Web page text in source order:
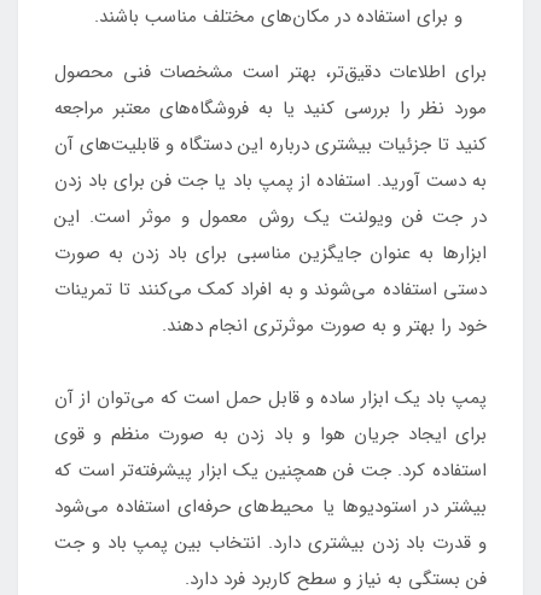
و برای استفاده در مکان‌های مختلف مناسب باشند.
برای اطلاعات دقیق‌تر، بهتر است مشخصات فنی محصول
مورد نظر را بررسی کنید یا به فروشگاه‌های معتبر مراجعه
کنید تا جزئیات بیشتری درباره این دستگاه و قابلیت‌های آن
به دست آورید. استفاده از پمپ باد یا جت فن برای باد زدن
در جت فن ویولنت یک روش معمول و موثر است. این
ابزارها به عنوان جایگزین مناسبی برای باد زدن به صورت
دستی استفاده می‌شوند و به افراد کمک می‌کنند تا تمرینات
خود را بهتر و به صورت موثرتری انجام دهند.
پمپ باد یک ابزار ساده و قابل حمل است که می‌توان از آن
برای ایجاد جریان هوا و باد زدن به صورت منظم و قوی
استفاده کرد. جت فن همچنین یک ابزار پیشرفته‌تر است که
بیشتر در استودیوها یا محیط‌های حرفه‌ای استفاده می‌شود
و قدرت باد زدن بیشتری دارد. انتخاب بین پمپ باد و جت
فن بستگی به نیاز و سطح کاربرد فرد دارد.